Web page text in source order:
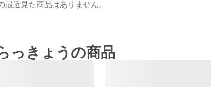
最近見た商品はありません。
っきょうの商品